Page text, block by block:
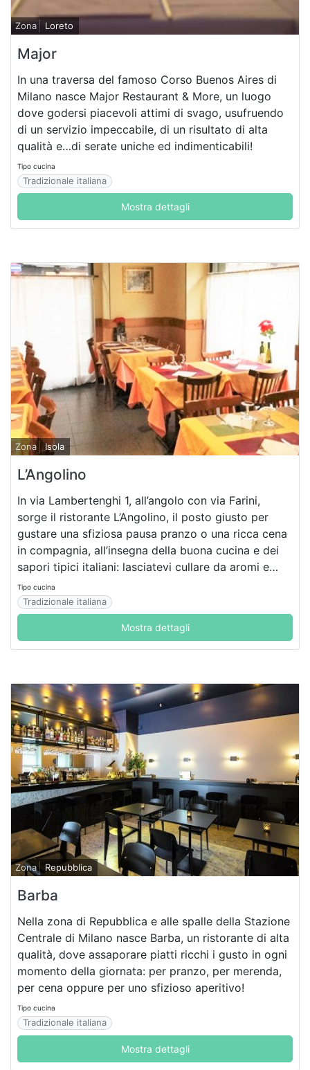
Zona Loreto
Major
In una traversa del famoso Corso Buenos Aires di
Milano nasce Major Restaurant & More, un luogo
dove godersi piacevoli attimi di svago, usufruendo
di un servizio impeccabile, di un risultato di alta
qualità e…di serate uniche ed indimenticabili!
Tipo cucina
Tradizionale italiana
Mostra dettagli
Zona Isola
L’Angolino
In via Lambertenghi 1, all’angolo con via Farini,
sorge il ristorante L’Angolino, il posto giusto per
gustare una sfiziosa pausa pranzo o una ricca cena
in compagnia, all’insegna della buona cucina e dei
sapori tipici italiani: lasciatevi cullare da aromi e
profumi irresistibili!
Tipo cucina
Tradizionale italiana
Mostra dettagli
Zona Repubblica
Barba
Nella zona di Repubblica e alle spalle della Stazione
Centrale di Milano nasce Barba, un ristorante di alta
qualità, dove assaporare piatti ricchi i gusto in ogni
momento della giornata: per pranzo, per merenda,
per cena oppure per uno sfizioso aperitivo!
Tipo cucina
Tradizionale italiana
Mostra dettagli